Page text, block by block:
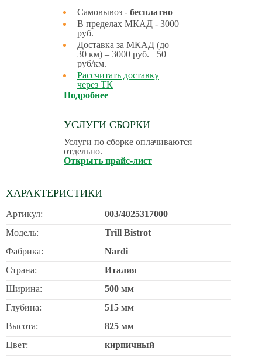
Самовывоз - бесплатно
В пределах МКАД - 3000
руб.
Доставка за МКАД (до
30 км) – 3000 руб. +50
руб/км.
Рассчитать доставку
через ТК
Подробнее
УСЛУГИ СБОРКИ
Услуги по сборке оплачиваются
отдельно.
Открыть прайс-лист
ХАРАКТЕРИСТИКИ
Артикул:
003/4025317000
Модель:
Trill Bistrot
Фабрика:
Nardi
Страна:
Италия
Ширина:
500 мм
Глубина:
515 мм
Высота:
825 мм
Цвет:
кирпичный